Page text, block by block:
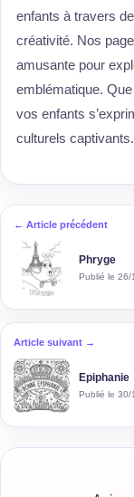
enfants à travers
créativité. Nos
amusante pour
emblématique.
vos enfants
culturels captivants.
← Article précédent
Phryge
Publié le 26/
Article suivant →
Epiphanie
Publié le 30/